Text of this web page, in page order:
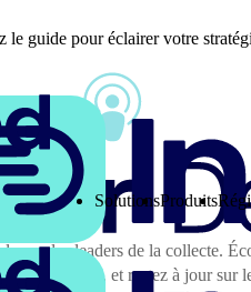
le guide pour éclairer votre
SolutionsProduits
pour les leaders de la collecte.
d'experts, et restez à jour